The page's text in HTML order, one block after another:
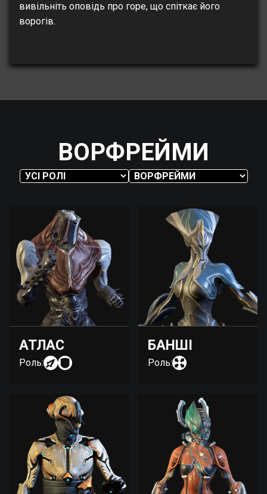
вивільніть оповідь про горе, що спіткає його
ворогів.
ВОРФРЕЙМИ
АТЛАС
Роль:
БАНШІ
Роль: